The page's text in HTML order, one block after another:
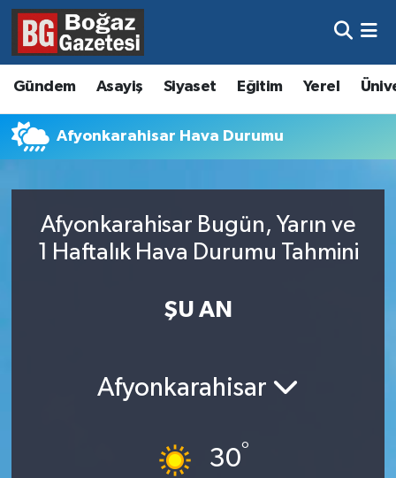
Gündem Asayiş Siyaset Eğitim Yerel
Afyonkarahisar Hava Durumu
Afyonkarahisar Bugün, Yarın ve
1 Haftalık Hava Durumu Tahmini
ŞU AN
Afyonkarahisar
30°
Asayiş
Eğitim
Ekonomi
Kültür ve Sanat
Hava Durumu
Trafik Durumu
Süper Lig Puan Durumu ve Fikstür
Son Dakika Haberleri